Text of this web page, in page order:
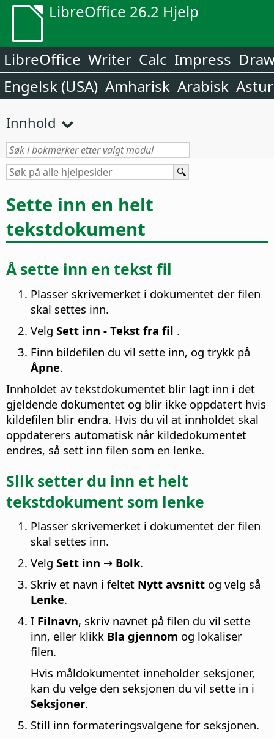
LibreOffice 26.2 Hjelp
LibreOffice Writer Calc Impress
Engelsk (USA) Amharisk Arabisk
Innhold
Sette inn en helt
tekstdokument
Å sette inn en tekst fil
Plasser skrivemerket i dokumentet der filen
skal settes inn.
Velg Sett inn - Tekst fra fil .
Finn bildefilen du vil sette inn, og trykk på
Åpne.
Innholdet av tekstdokumentet blir lagt inn i det
gjeldende dokumentet og blir ikke oppdatert hvis
kildefilen blir endra. Hvis du vil at innholdet skal
oppdaterers automatisk når kildedokumentet
endres, så sett inn filen som en lenke.
Slik setter du inn et helt
tekstdokument som lenke
Plasser skrivemerket i dokumentet der filen
skal settes inn.
Velg Sett inn → Bolk.
Skriv et navn i feltet Nytt avsnitt og velg så
Lenke.
I Filnavn, skriv navnet på filen du vil sette
inn, eller klikk Bla gjennom og lokaliser
filen.
Hvis måldokumentet inneholder seksjoner,
kan du velge den seksjonen du vil sette in i
Seksjoner.
Still inn formateringsvalgene for seksjonen.